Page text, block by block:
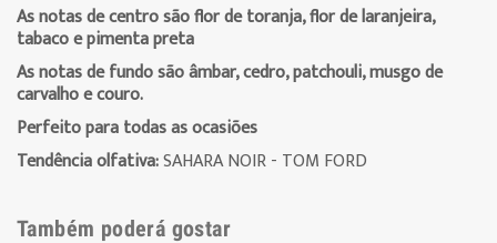
As notas de centro são flor de toranja, flor de laranjeira,
tabaco e pimenta preta
As notas de fundo são âmbar, cedro, patchouli, musgo de
carvalho e couro.
Perfeito para todas as ocasiões
Tendência olfativa:SAHARA NOIR - TOM FORD
Também poderá gostar